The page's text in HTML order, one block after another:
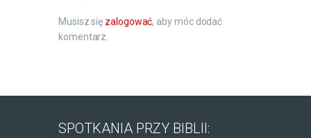
Musisz się zalogować, aby móc dodać
komentarz.
SPOTKANIA PRZY BIBLII: